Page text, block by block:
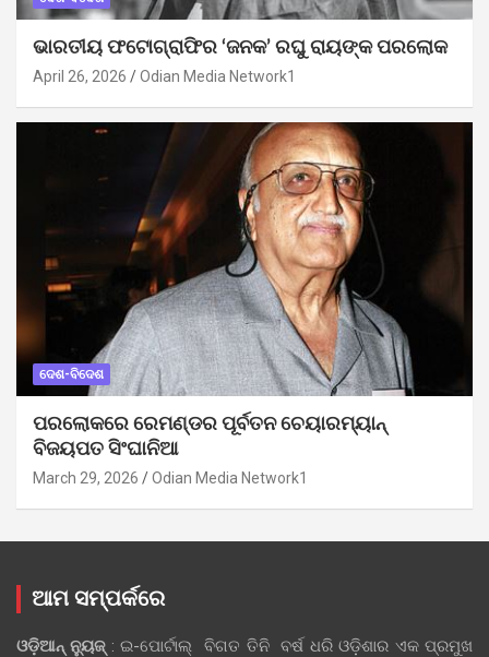
ଭାରତୀୟ ଫଟୋଗ୍ରାଫିର ‘ଜନକ’ ରଘୁ ରାୟଙ୍କ ପରଲୋକ
April 26, 2026 Odian Media Network1
ଦେଶ-ବିଦେଶ
ପରଲୋକରେ ରେମଣ୍ଡର ପୂର୍ବତନ ଚେୟାରମ୍ୟାନ୍
ବିଜୟପତ ସିଂଘାନିଆ
March 29, 2026 Odian Media Network1
ଆମ ସମ୍ପର୍କରେ
ଓଡ଼ିଆନ୍‍ ନ୍ୟୁଜ୍‍: ଇ-ପୋର୍ଟାଲ୍ ବିଗତ ତିନି ବର୍ଷ ଧରି ଓଡ଼ିଶାର ଏକ ପ୍ରମୁଖ